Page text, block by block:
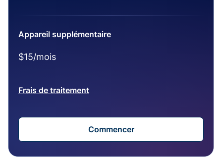
Appareil supplémentaire
$15/mois
Frais de traitement
Commencer